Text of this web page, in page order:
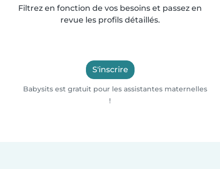
Filtrez en fonction de vos besoins et passez en
revue les profils détaillés.
S'inscrire
Babysits est gratuit pour les assistantes maternelles
!